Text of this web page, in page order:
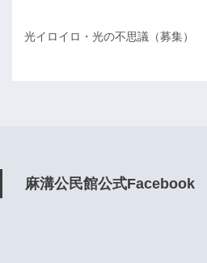
光イロイロ・光の不思議（募集）
麻溝公民館公式Facebook